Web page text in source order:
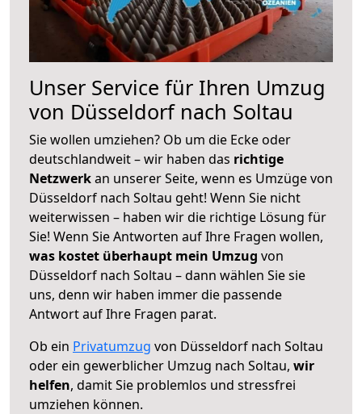
Unser Service für Ihren Umzug
von Düsseldorf nach Soltau
Sie wollen umziehen? Ob um die Ecke oder
deutschlandweit – wir haben das richtige
Netzwerkan unserer Seite, wenn es Umzüge von
Düsseldorf nach Soltau geht! Wenn Sie nicht
weiterwissen – haben wir die richtige Lösung für
Sie! Wenn Sie Antworten auf Ihre Fragen wollen,
was kostet überhaupt mein Umzug von
Düsseldorf nach Soltau – dann wählen Sie sie
uns, denn wir haben immer die passende
Antwort auf Ihre Fragen parat.
Ob ein Privatumzug von Düsseldorf nach Soltau
oder ein gewerblicher Umzug nach Soltau, wir
helfen, damit Sie problemlos und stressfrei
umziehen können.